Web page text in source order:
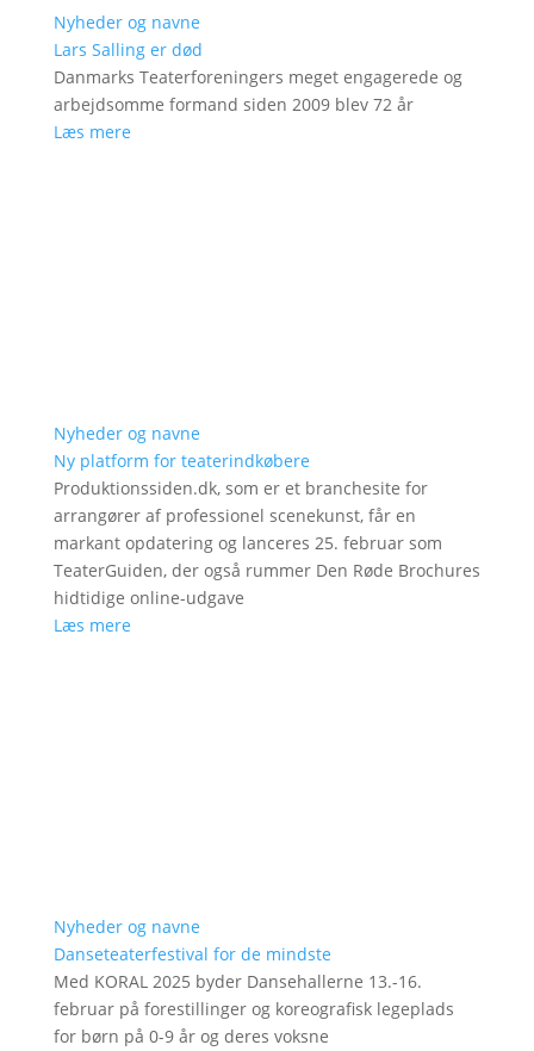
Nyheder og navne
Lars Salling er død
Danmarks Teaterforeningers meget engagerede og
arbejdsomme formand siden 2009 blev 72 år
Læs mere
Nyheder og navne
Ny platform for teaterindkøbere
Produktionssiden.dk, som er et branchesite for
arrangører af professionel scenekunst, får en
markant opdatering og lanceres 25. februar som
TeaterGuiden, der også rummer Den Røde Brochures
hidtidige online-udgave
Læs mere
Nyheder og navne
Danseteaterfestival for de mindste
Med KORAL 2025 byder Dansehallerne 13.-16.
februar på forestillinger og koreografisk legeplads
for børn på 0-9 år og deres voksne